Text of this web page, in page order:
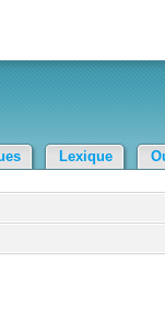
Lexique